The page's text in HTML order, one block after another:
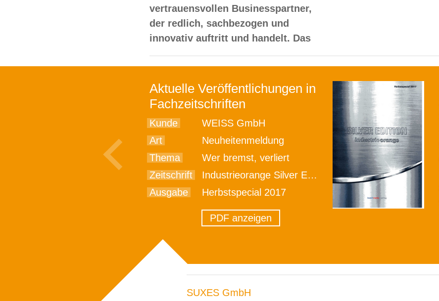
vertrauensvollen Businesspartner,
der redlich, sachbezogen und
innovativ auftritt und handelt. Das
Aktuelle Veröffentlichungen in
Fachzeitschriften
Kunde
WEISS GmbH
Art
Neuheitenmeldung
Thema
Wer bremst, verliert
Zeitschrift
Industrieorange Silver Edition
Ausgabe
Herbstspecial 2017
PDF anzeigen
SUXES GmbH